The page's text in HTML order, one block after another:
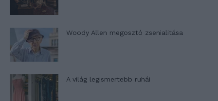
Woody Allen megosztó zsenialitása
A világ legismertebb ruhái